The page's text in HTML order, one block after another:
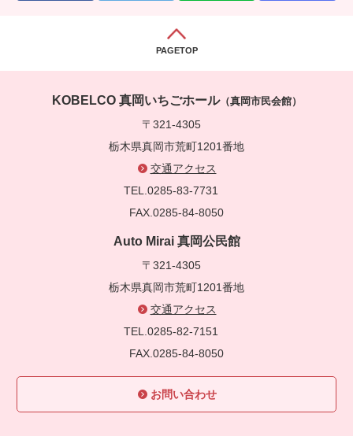
PAGETOP
KOBELCO 真岡いちごホール（真岡市民会館）
〒321-4305
栃木県真岡市荒町1201番地
交通アクセス
TEL.0285-83-7731
FAX.0285-84-8050
Auto Mirai 真岡公民館
〒321-4305
栃木県真岡市荒町1201番地
交通アクセス
TEL.0285-82-7151
FAX.0285-84-8050
お問い合わせ